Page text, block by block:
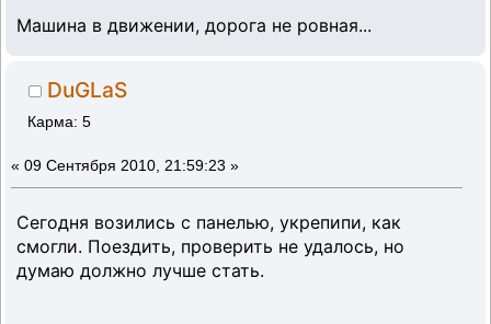
Машина в движении, дорога не ровная...
DuGLaS
Карма: 5
« 09 Сентября 2010, 21:59:23 »
Сегодня возились с панелью, укрепипи, как
смогли. Поездить, проверить не удалось, но
думаю должно лучше стать.